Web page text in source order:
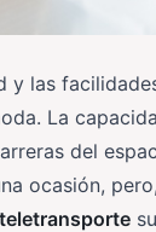
y las
La
del
ocasión,
teletransporte